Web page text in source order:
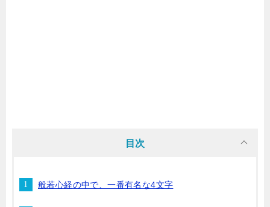
目次
般若心経の中で、一番有名な4文字